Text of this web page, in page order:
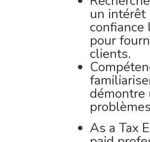
un intérêt
confiance
pour
clients.
démontre
As a Tax